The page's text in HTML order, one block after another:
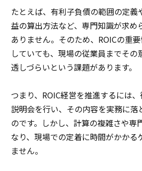
たとえば、有利子負債の範囲の定義
益の算出方法など、専門知識が求め
ありません。そのため、ROICの重
していても、現場の従業員までその
透しづらいという課題があります。
つまり、ROIC経営を推進するには
説明会を行い、その内容を実務に落
のです。しかし、計算の複雑さや専
なり、現場での定着に時間がかかる
ません。